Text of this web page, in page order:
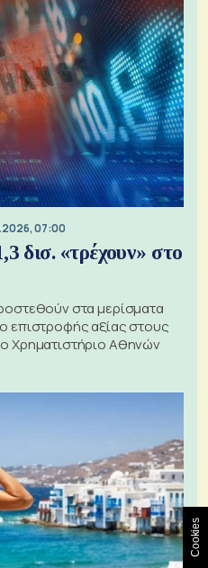
07:00
δισ. «τρέχουν» στο
στα μερίσματα
επιστροφής αξίας στους
Χρηματιστήριο Αθηνών
Cookies